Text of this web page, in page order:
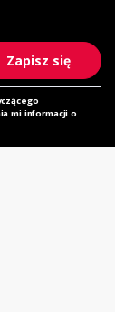
Zapisz się
mi informacji o